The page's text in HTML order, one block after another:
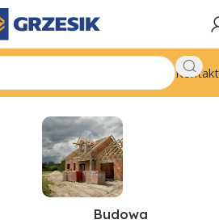
Kontakt
Budowa